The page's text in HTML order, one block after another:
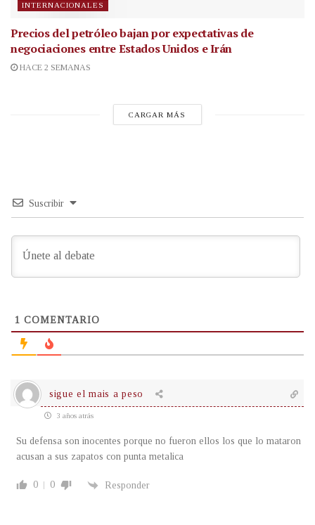
INTERNACIONALES
Precios del petróleo bajan por expectativas de
negociaciones entre Estados Unidos e Irán
HACE 2 SEMANAS
CARGAR MÁS
Suscribir
1 COMENTARIO
sigue el mais a peso
3 años atrás
Su defensa son inocentes porque no fueron ellos los que lo mataron
acusan a sus zapatos con punta metalica
0 0 Responder